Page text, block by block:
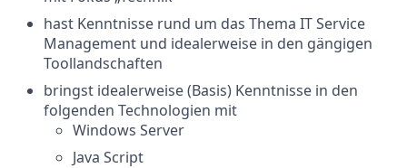
hast Kenntnisse rund um das Thema IT Service
Management und idealerweise in den gängigen
Toollandschaften
bringst idealerweise (Basis) Kenntnisse in den
folgenden Technologien mit
Windows Server
Java Script